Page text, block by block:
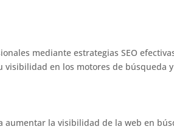
mediante estrategias SEO
visibilidad en los motores de búsqueda
aumentar la visibilidad de la web en